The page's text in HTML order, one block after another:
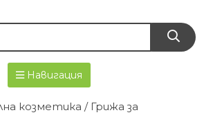
Навигация
козметика / Грижа за